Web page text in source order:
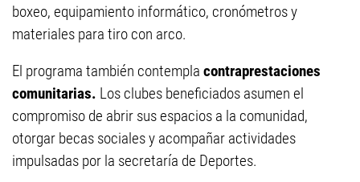
boxeo, equipamiento informático, cronómetros y
materiales para tiro con arco.
El programa también contempla contraprestaciones
comunitarias. Los clubes beneficiados asumen el
compromiso de abrir sus espacios a la comunidad,
otorgar becas sociales y acompañar actividades
impulsadas por la secretaría de Deportes.